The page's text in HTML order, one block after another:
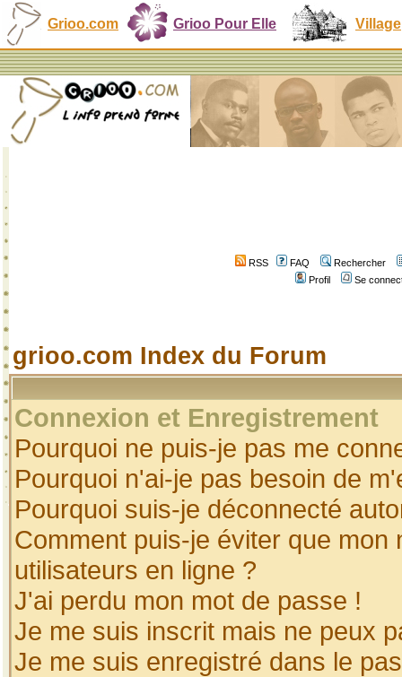
Grioo.com Grioo Pour Elle Village
RSS FAQ
Rechercher
Profil
Se
grioo.com Index du Forum
Connexion et Enregistrement
Pourquoi ne puis-je pas me
Pourquoi n'ai-je pas besoin de
Pourquoi suis-je déconnecté
Comment puis-je éviter que
utilisateurs en ligne ?
J'ai perdu mon mot de passe !
Je me suis inscrit mais ne peux
Je me suis enregistré dans le